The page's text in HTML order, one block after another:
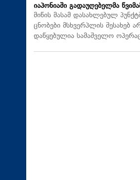
იაპონიაში გადაუღებელმა
მიწის მასამ დასახლებულ
ცნობები მსხვერპლის შესახებ
დაწყებულია სამაშველო